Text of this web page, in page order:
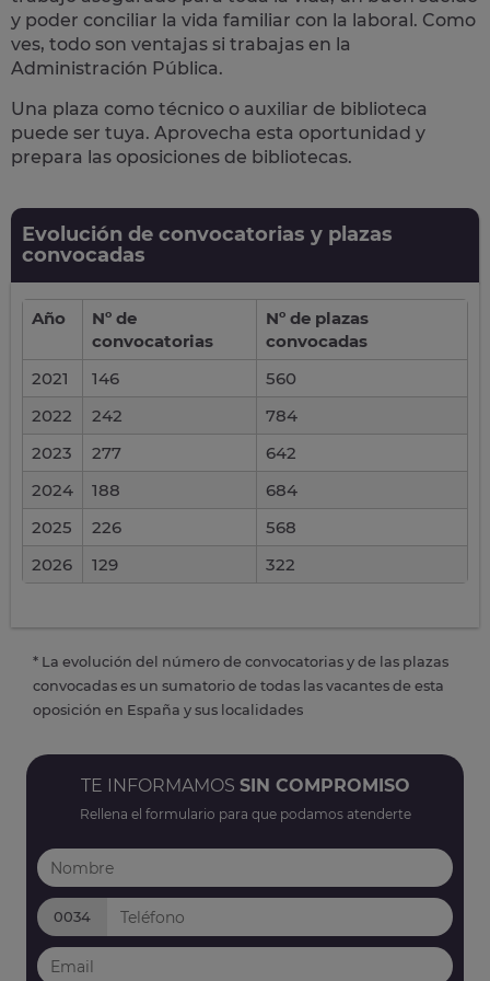
y poder conciliar la vida familiar con la laboral. Como
ves, todo son ventajas si trabajas en la
Administración Pública.
Una plaza como técnico o auxiliar de biblioteca
puede ser tuya. Aprovecha esta oportunidad y
prepara las oposiciones de bibliotecas.
Evolución de convocatorias y plazas
convocadas
Año
Nº de
convocatorias
Nº de plazas
convocadas
2021
146
560
2022
242
784
2023
277
642
2024
188
684
2025
226
568
2026
129 322
* La evolución del número de convocatorias y de las plazas
convocadas es un sumatorio de todas las vacantes de esta
oposición en España y sus localidades
TE INFORMAMOS SIN COMPROMISO
Rellena el formulario para que podamos atenderte
0034